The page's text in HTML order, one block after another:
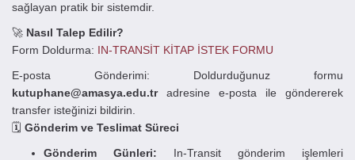
sağlayan pratik bir sistemdir.
🚀 Nasıl Talep Edilir?
Form Doldurma: IN-TRANSİT KİTAP İSTEK FORMU
E-posta Gönderimi: Doldurduğunuz formu
kutuphane@amasya.edu.tradresine e-posta ile göndererek
transfer isteğinizi bildirin.
🗓️ Gönderim ve Teslimat Süreci
Gönderim Günleri: In-Transit gönderim işlemleri